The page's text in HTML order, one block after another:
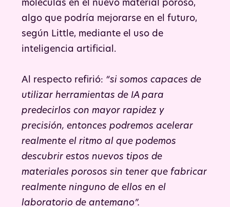
moléculas en el nuevo material poroso,
algo que podría mejorarse en el futuro,
según Little, mediante el uso de
inteligencia artificial.
Al respecto refirió: “si somos capaces de
utilizar herramientas de IA para
predecirlos con mayor rapidez y
precisión, entonces podremos acelerar
realmente el ritmo al que podemos
descubrir estos nuevos tipos de
materiales porosos sin tener que fabricar
realmente ninguno de ellos en el
laboratorio de antemano”.